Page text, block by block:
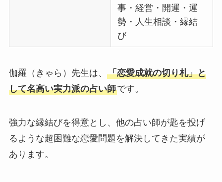
事・経営・開運・運
勢・人生相談・縁結
び
伽羅（きゃら）先生は、 「恋愛成就の切り札」と
して名高い実力派の占い師です。
強力な縁結びを得意とし、他の占い師が匙を投げ
るような超困難な恋愛問題を解決してきた実績が
あります。